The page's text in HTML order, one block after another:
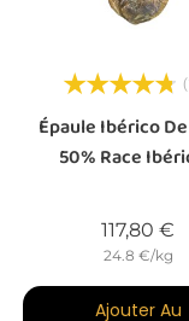
Épaule Ibérico
50% Race
117,80 €
24.8 €/kg
Ajouter Au